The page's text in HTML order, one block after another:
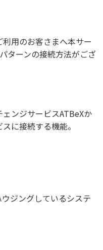
用のお客さまへ本サー
ターンの接続方法がござ
ンジサービスATBeXか
に接続する機能。
ジングしているシステ